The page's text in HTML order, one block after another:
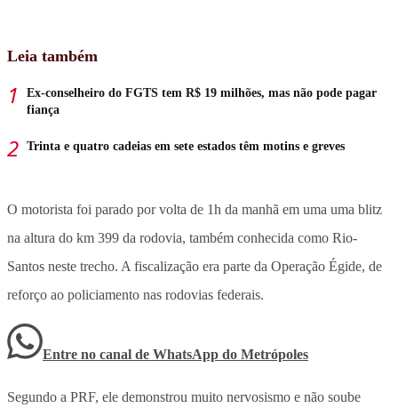
Leia também
Ex-conselheiro do FGTS tem R$ 19 milhões, mas não pode pagar
fiança
Trinta e quatro cadeias em sete estados têm motins e greves
O motorista foi parado por volta de 1h da manhã em uma uma blitz
na altura do km 399 da rodovia, também conhecida como Rio-
Santos neste trecho. A fiscalização era parte da Operação Égide, de
reforço ao policiamento nas rodovias federais.
Entre no canal de WhatsApp do Metrópoles
Segundo a PRF, ele demonstrou muito nervosismo e não soube